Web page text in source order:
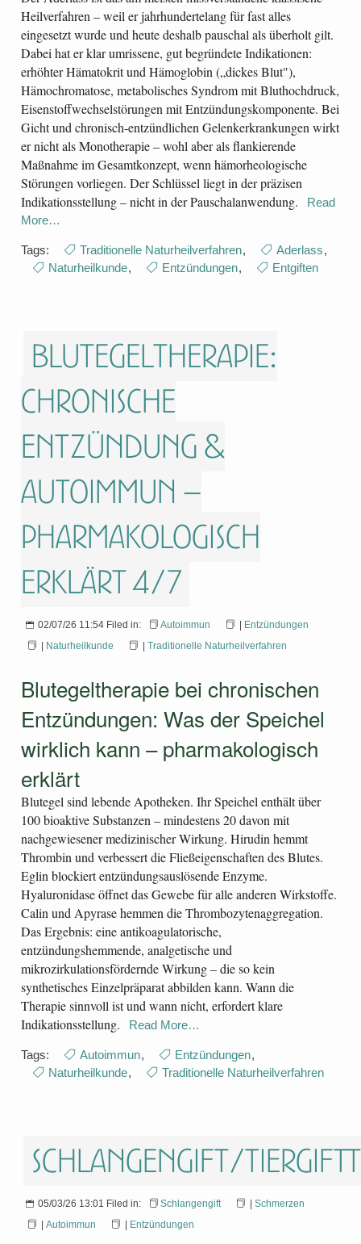
Heilverfahren – weil er jahrhundertelang für fast alles
eingesetzt wurde und heute deshalb pauschal als überholt gilt.
Dabei hat er klar umrissene, gut begründete Indikationen:
erhöhter Hämatokrit und Hämoglobin („dickes Blut"),
Hämochromatose, metabolisches Syndrom mit Bluthochdruck,
Eisenstoffwechselstörungen mit Entzündungskomponente. Bei
Gicht und chronisch-entzündlichen Gelenkerkrankungen wirkt
er nicht als Monotherapie – wohl aber als flankierende
Maßnahme im Gesamtkonzept, wenn hämorheologische
Störungen vorliegen. Der Schlüssel liegt in der präzisen
Indikationsstellung – nicht in der Pauschalanwendung.
Read
More…
Tags: Traditionelle Naturheilverfahren, Aderlass,
Naturheilkunde, Entzündungen, Entgiften
Blutegeltherapie:
Chronische
Entzündung &
Autoimmun –
pharmakologisch
erklärt 4/7
02/07/26 11:54 Filed in: Autoimmun | Entzündungen
| Naturheilkunde | Traditionelle Naturheilverfahren
Blutegeltherapie bei chronischen
Entzündungen: Was der Speichel
wirklich kann – pharmakologisch
erklärt
Blutegel sind lebende Apotheken. Ihr Speichel enthält über
100 bioaktive Substanzen – mindestens 20 davon mit
nachgewiesener medizinischer Wirkung. Hirudin hemmt
Thrombin und verbessert die Fließeigenschaften des Blutes.
Eglin blockiert entzündungsauslösende Enzyme.
Hyaluronidase öffnet das Gewebe für alle anderen Wirkstoffe.
Calin und Apyrase hemmen die Thrombozytenaggregation.
Das Ergebnis: eine antikoagulatorische,
entzündungshemmende, analgetische und
mikrozirkulationsfördernde Wirkung – die so kein
synthetisches Einzelpräparat abbilden kann. Wann die
Therapie sinnvoll ist und wann nicht, erfordert klare
Indikationsstellung.
Read More…
Tags: Autoimmun, Entzündungen,
Naturheilkunde, Traditionelle Naturheilverfahren
Schlangengift/
05/03/26 13:01 Filed in: Schlangengift | Schmerzen
| Autoimmun | Entzündungen